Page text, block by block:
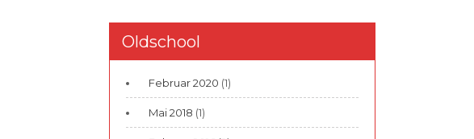
Oldschool
Februar 2020 (1)
Mai 2018 (1)